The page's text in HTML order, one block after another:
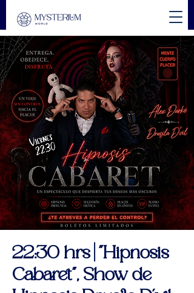
22:30 hrs | "Hipnosis
Cabaret", Show de